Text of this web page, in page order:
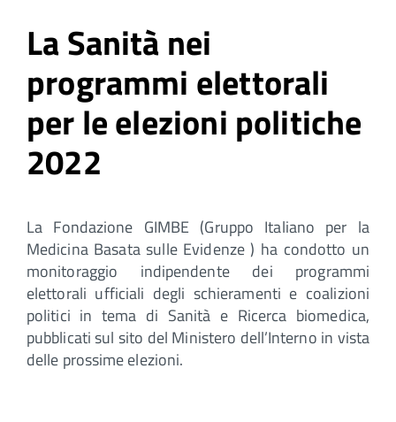
La Sanità nei
programmi elettorali
per le elezioni politiche
2022
La Fondazione GIMBE (Gruppo Italiano per la
Medicina Basata sulle Evidenze ) ha condotto un
monitoraggio indipendente dei programmi
elettorali ufficiali degli schieramenti e coalizioni
politici in tema di Sanità e Ricerca biomedica,
pubblicati sul sito del Ministero dell’Interno in vista
delle prossime elezioni.